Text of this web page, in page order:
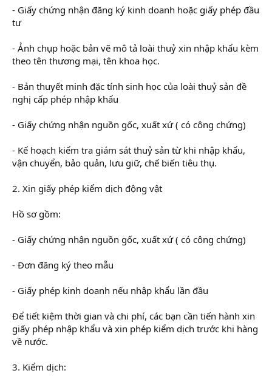
- Giấy chứng nhận đăng ký kinh doanh hoặc giấy phép đầu
tư
- Ảnh chụp hoặc bản vẽ mô tả loài thuỷ xin nhập khẩu kèm
theo tên thương mại, tên khoa học.
- Bản thuyết minh đặc tính sinh học của loài thuỷ sản đề
nghị cấp phép nhập khẩu
- Giấy chứng nhận nguồn gốc, xuất xứ ( có công chứng)
- Kế hoạch kiểm tra giám sát thuỷ sản từ khi nhập khẩu,
vận chuyển, bảo quản, lưu giữ, chế biến tiêu thụ.
2. Xin giấy phép kiểm dịch động vật
Hồ sơ gồm:
- Giấy chứng nhận nguồn gốc, xuất xứ ( có công chứng)
- Đơn đăng ký theo mẫu
- Giấy phép kinh doanh nếu nhập khẩu lần đầu
Để tiết kiệm thời gian và chi phí, các bạn cần tiến hành xin
giấy phép nhập khẩu và xin phép kiểm dịch trước khi hàng
về nước.
3. Kiểm dịch: